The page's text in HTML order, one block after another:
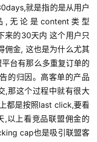
就是指的是从用户
无论是content类型
的30天内 这个用户只
佣金, 这也是为什么尤其
台有那么多重复订单的
的归因。高客单的产品
,那这个过程中就有很大
都是按照last click,要看
以上看竞品联盟佣金的
cap也是吸引联盟客